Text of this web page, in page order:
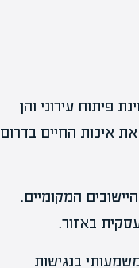
פיתוח עירוני והן
איכות החיים בדרום
המקומיים.
באזור.
בנגישות